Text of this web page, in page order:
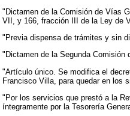
"Dictamen de la Comisión de Vías
VII, y 166, fracción III de la Ley de
"Previa dispensa de trámites y sin
"Dictamen de la Segunda Comisión
"Artículo único. Se modifica el
Francisco Villa, para quedar en los
"Por los servicios que prestó a la
íntegramente por la Tesorería